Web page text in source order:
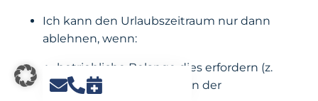
Ich kann den Urlaubszeitraum nur dann
ablehnen, wenn:
betriebliche Belange dies erfordern (z.
B. personeller Engpass in der